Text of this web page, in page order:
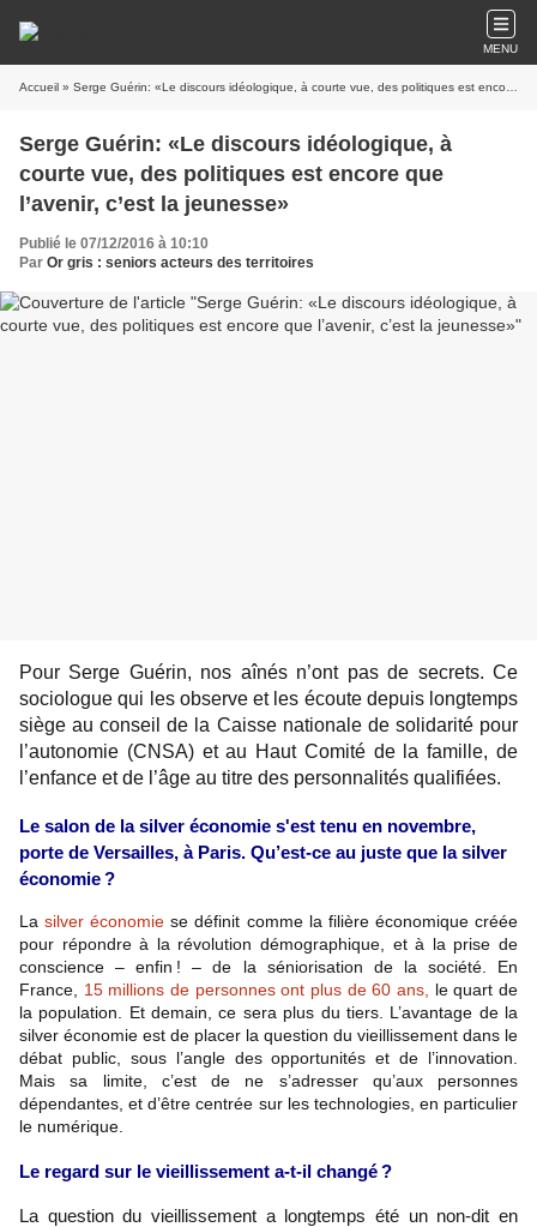
MENU
Accueil » Serge Guérin: «Le discours idéologique, à courte vue, des politiques est encore que l’avenir, c’est la jeunesse»
Serge Guérin: «Le discours idéologique, à
courte vue, des politiques est encore que
l’avenir, c’est la jeunesse»
Publié le 07/12/2016 à 10:10
Par Or gris : seniors acteurs des territoires
Pour Serge Guérin, nos aînés n’ont pas de secrets. Ce
sociologue qui les observe et les écoute depuis longtemps
siège au conseil de la Caisse nationale de solidarité pour
l’autonomie (CNSA) et au Haut Comité de la famille, de
l’enfance et de l’âge au titre des personnalités qualifiées.
Le salon de la silver économie s'est tenu en novembre,
porte de Versailles, à Paris. Qu’est-ce au juste que la silver
économie ?
Lasilver économie se définit comme la filière économique créée
pour répondre à la révolution démographique, et à la prise de
conscience – enfin ! – de la séniorisation de la société. En
France, 15 millions de personnes ont plus de 60 ans,
le quart de
la population. Et demain, ce sera plus du tiers. L’avantage de la
silver économie est de placer la question du vieillissement dans le
débat public, sous l’angle des opportunités et de l’innovation.
Mais sa limite, c’est de ne s’adresser qu’aux personnes
dépendantes, et d’être centrée sur les technologies, en particulier
le numérique.
Le regard sur le vieillissement a-t-il changé ?
La question du vieillissement a longtemps été un non-dit en